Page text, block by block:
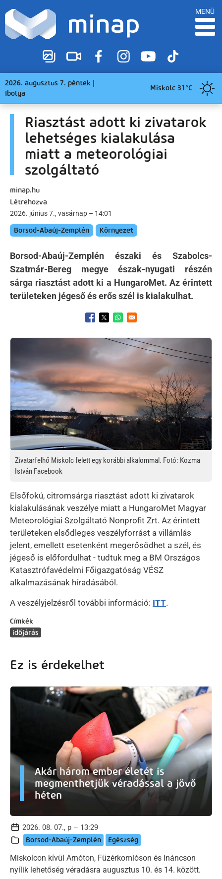
MENÜ
2026. augusztus 7. péntek |
Ibolya
Miskolc 31°C
Riasztást adott ki zivatarok
lehetséges kialakulása
miatt a meteorológiai
szolgáltató
minap.hu
Létrehozva
2026. június 7., vasárnap – 14:01
Borsod-Abaúj-Zemplén Környezet
Borsod-Abaúj-Zemplén északi és Szabolcs-
Szatmár-Bereg megye észak-nyugati részén
sárga riasztást adott ki a HungaroMet. Az érintett
területeken jégeső és erős szél is kialakulhat.
Opens in a new window
Opens in a new window
Opens in a new window
Kép
Zivatarfelhő Miskolc felett egy korábbi alkalommal. Fotó: Kozma
István Facebook
Elsőfokú, citromsárga riasztást adott ki zivatarok
kialakulásának veszélye miatt a HungaroMet Magyar
Meteorológiai Szolgáltató Nonprofit Zrt. Az érintett
területeken elsődleges veszélyforrást a villámlás
jelent, emellett esetenként megerősödhet a szél, és
jégeső is előfordulhat - tudtuk meg a BM Országos
Katasztrófavédelmi Főigazgatóság VÉSZ
alkalmazásának híradásából.
A veszélyjelzésről további információ: ITT.
Címkék
időjárás
Ez is érdekelhet
Akár három ember életét is
megmenthetjük véradással a jövő
héten
2026. 08. 07., p – 13:29
Borsod-Abaúj-Zemplén Egészség
Miskolcon kívül Arnóton, Füzérkomlóson és Ináncson
nyílik lehetőség véradásra augusztus 10. és 14. között.